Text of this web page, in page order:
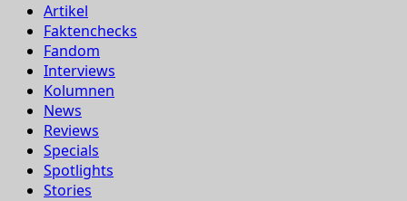
Artikel
Faktenchecks
Fandom
Interviews
Kolumnen
News
Reviews
Specials
Spotlights
Stories